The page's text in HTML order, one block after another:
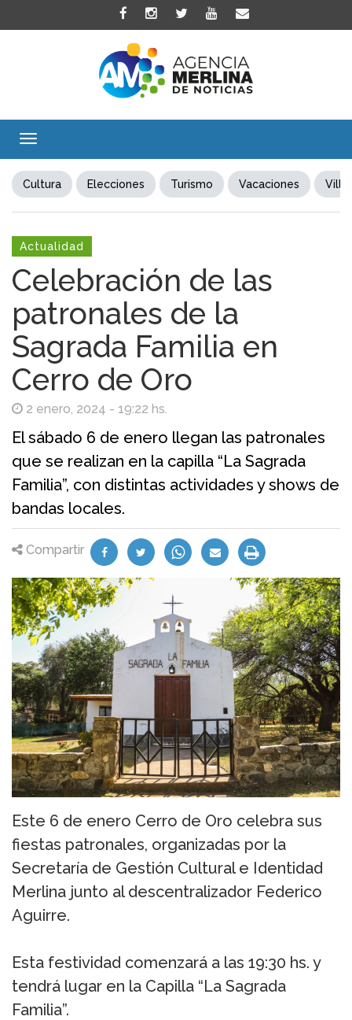
Toggle
Cultura Elecciones Turismo Vacaciones Villa
Actualidad
Celebración de las
patronales de la
Sagrada Familia en
Cerro de Oro
2 enero, 2024 - 19:22 hs.
El sábado 6 de enero llegan las patronales
que se realizan en la capilla “La Sagrada
Familia”, con distintas actividades y shows de
bandas locales.
Compartir
Este 6 de enero Cerro de Oro celebra sus
fiestas patronales, organizadas por la
Secretaría de Gestión Cultural e Identidad
Merlina junto al descentralizador Federico
Aguirre.
Esta festividad comenzará a las 19:30 hs. y
tendrá lugar en la Capilla “La Sagrada
Familia”.